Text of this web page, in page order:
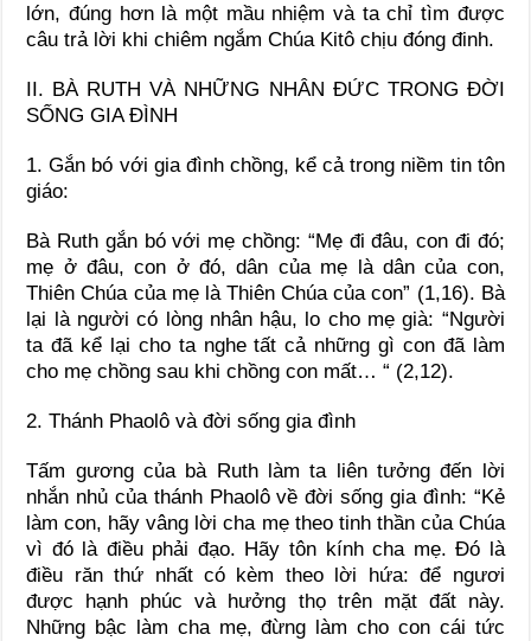
lớn, đúng hơn là một mầu nhiệm và ta chỉ tìm được
câu trả lời khi chiêm ngắm Chúa Kitô chịu đóng đinh.
II. BÀ RUTH VÀ NHỮNG NHÂN ĐỨC TRONG ĐỜI
SỐNG GIA ĐÌNH
1. Gắn bó với gia đình chồng, kể cả trong niềm tin tôn
giáo:
Bà Ruth gắn bó với mẹ chồng: “Mẹ đi đâu, con đi đó;
mẹ ở đâu, con ở đó, dân của mẹ là dân của con,
Thiên Chúa của mẹ là Thiên Chúa của con” (1,16). Bà
lại là người có lòng nhân hậu, lo cho mẹ già: “Người
ta đã kể lại cho ta nghe tất cả những gì con đã làm
cho mẹ chồng sau khi chồng con mất… “ (2,12).
2. Thánh Phaolô và đời sống gia đình
Tấm gương của bà Ruth làm ta liên tưởng đến lời
nhắn nhủ của thánh Phaolô về đời sống gia đình: “Kẻ
làm con, hãy vâng lời cha mẹ theo tinh thần của Chúa
vì đó là điều phải đạo. Hãy tôn kính cha mẹ. Đó là
điều răn thứ nhất có kèm theo lời hứa: để ngươi
được hạnh phúc và hưởng thọ trên mặt đất này.
Những bậc làm cha mẹ, đừng làm cho con cái tức